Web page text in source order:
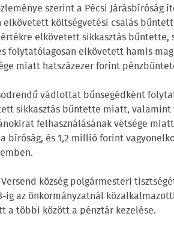
szerint a Pécsi Járásbíróság
költségvetési csalás
elkövetett sikkasztás bűntette,
folytatólagosan elkövetett hamis
miatt hatszázezer forint
vádlottat bűnsegédként
sikkasztás bűntette miatt, valamint
felhasználásának vétsége
bíróság, és 1,2 millió forint
község polgármesteri
ig az önkormányzatnál
a többi között a pénztár kezelése.